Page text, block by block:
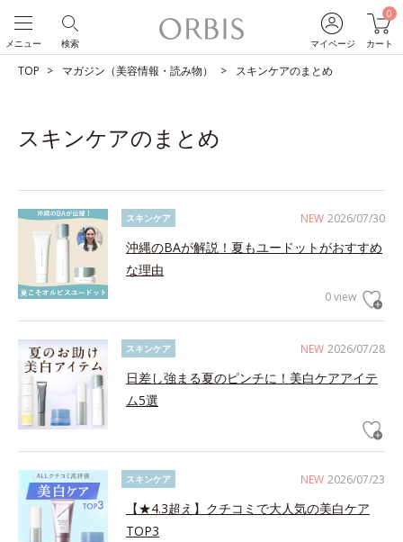
マイページ
0
カート
検索
メニュー
TOP マガジン（美容情報・読み物） スキンケアのまとめ
スキンケアのまとめ
NEW 2026/07/30
スキンケア
沖縄のBAが解説！夏もユードットがおすすめ
な理由
0 view
NEW 2026/07/28
スキンケア
日差し強まる夏のピンチに！美白ケアアイテ
ム5選
NEW 2026/07/23
スキンケア
【★4.3超え】クチコミで大人気の美白ケア
TOP3